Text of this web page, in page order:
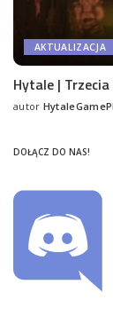
AKTUALIZACJA
Hytale |
Posted
autor
DOŁĄCZ DO NAS!